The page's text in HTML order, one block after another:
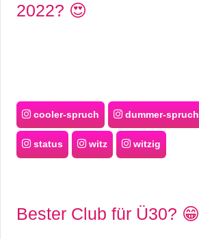
2022? 😍
cooler-spruch dummer-spruch
status witz witzig
Bester Club für Ü30? 😁